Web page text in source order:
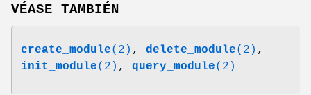
VÉASE TAMBIÉN
create_module(2) , delete_module(2) ,
init_module(2) , query_module(2)